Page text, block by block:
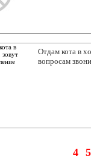
Отдам кота в
вопросам
4 5